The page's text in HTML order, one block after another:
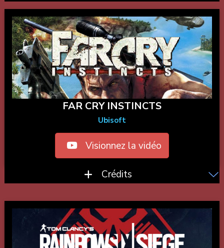
FAR CRY INSTINCTS
Ubisoft
Visionnez la vidéo
Crédits